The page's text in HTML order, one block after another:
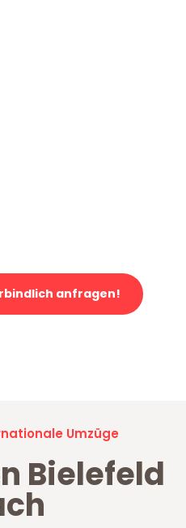
anfragen!
Umzüge
Bielefeld